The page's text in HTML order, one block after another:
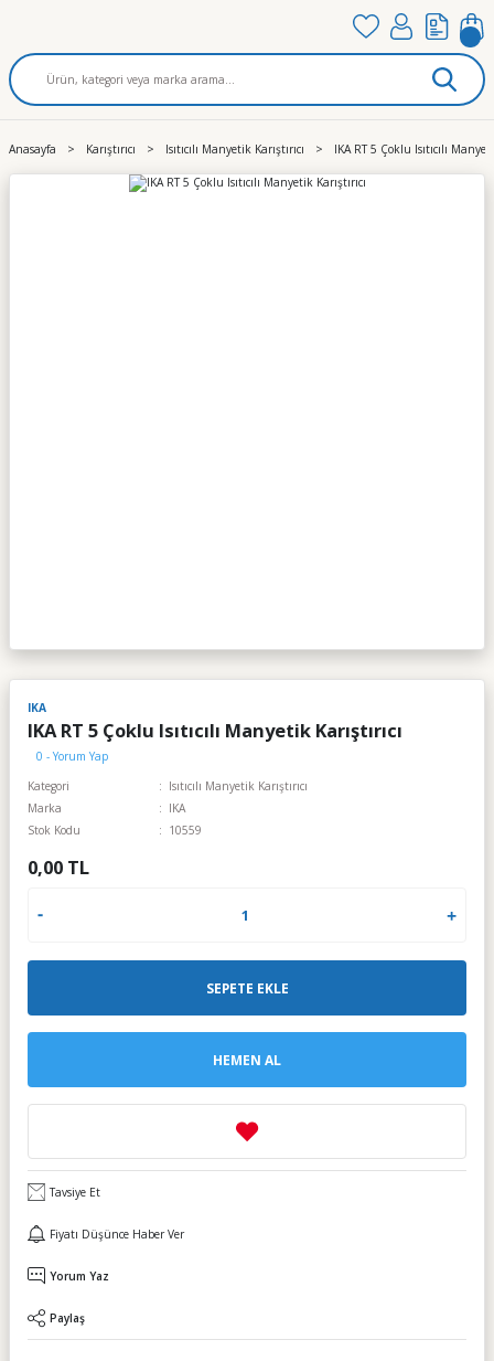
Anasayfa Karıştırıcı Isıtıcılı Manyetik Karıştırıcı IKA RT 5 Çoklu Isıtıcılı
IKA
IKA RT 5 Çoklu Isıtıcılı Manyetik Karıştırıcı
0 - Yorum Yap
Kategori
Isıtıcılı Manyetik Karıştırıcı
Marka
IKA
Stok Kodu
10559
0,00 TL
SEPETE EKLE
HEMEN AL
Tavsiye Et
Fiyatı Düşünce Haber Ver
Yorum Yaz
Paylaş